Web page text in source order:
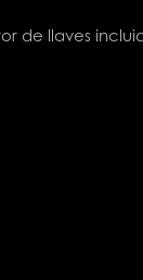
de llaves